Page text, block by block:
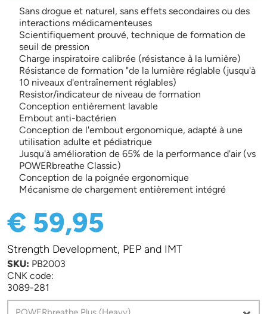
Sans drogue et naturel, sans effets secondaires ou des
interactions médicamenteuses
Scientifiquement prouvé, technique de formation de
seuil de pression
Charge inspiratoire calibrée (résistance à la lumière)
Résistance de formation "de la lumière réglable (jusqu'à
10 niveaux d'entraînement réglables)
Resistor/indicateur de niveau de formation
Conception entièrement lavable
Embout anti-bactérien
Conception de l'embout ergonomique, adapté à une
utilisation adulte et pédiatrique
Jusqu'à amélioration de 65% de la performance d'air (vs
POWERbreathe Classic)
Conception de la poignée ergonomique
Mécanisme de chargement entièrement intégré
€ 59,95
Strength Development, PEP and IMT
SKU: PB2003
CNK code:
3089-281